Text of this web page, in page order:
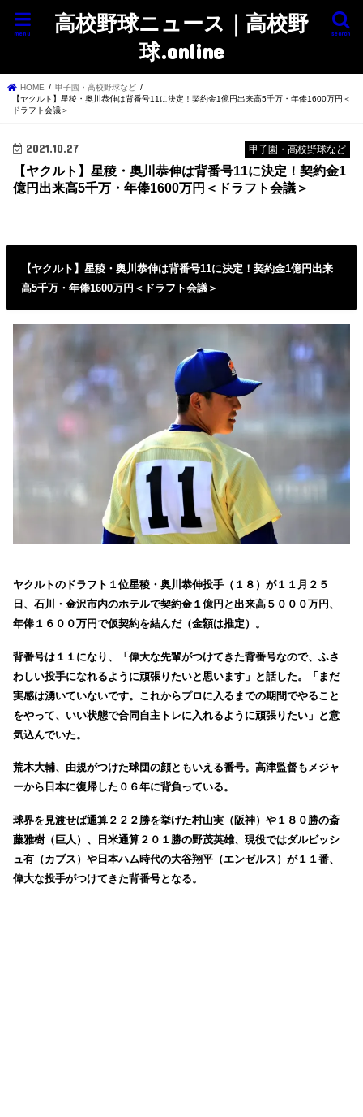
高校野球ニュース｜高校野
球.online
search
menu
HOME
甲子園・高校野球など
【ヤクルト】星稜・奥川恭伸は背番号11に決定！契約金1億円出来高5千万・年俸1600万円＜
ドラフト会議＞
甲子園・高校野球など
2021.10.27
【ヤクルト】星稜・奥川恭伸は背番号11に決定！契約金1
億円出来高5千万・年俸1600万円＜ドラフト会議＞
【ヤクルト】星稜・奥川恭伸は背番号11に決定！契約金1億円出来
高5千万・年俸1600万円＜ドラフト会議＞
ヤクルトのドラフト１位星稜・奥川恭伸投手（１８）が１１月２５
日、石川・金沢市内のホテルで契約金１億円と出来高５０００万円、
年俸１６００万円で仮契約を結んだ（金額は推定）。
背番号は１１になり、「偉大な先輩がつけてきた背番号なので、ふさ
わしい投手になれるように頑張りたいと思います」と話した。「まだ
実感は湧いていないです。これからプロに入るまでの期間でやること
をやって、いい状態で合同自主トレに入れるように頑張りたい」と意
気込んでいた。
荒木大輔、由規がつけた球団の顔ともいえる番号。高津監督もメジャ
ーから日本に復帰した０６年に背負っている。
球界を見渡せば通算２２２勝を挙げた村山実（阪神）や１８０勝の斎
藤雅樹（巨人）、日米通算２０１勝の野茂英雄、現役ではダルビッシ
ュ有（カブス）や日本ハム時代の大谷翔平（エンゼルス）が１１番、
偉大な投手がつけてきた背番号となる。